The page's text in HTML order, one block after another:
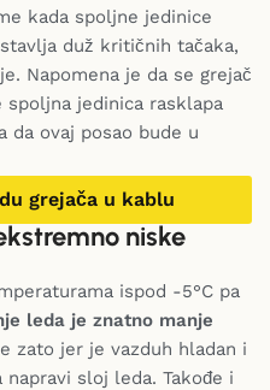
kada spoljne jedinice
duž kritičnih tačaka,
Napomena je da se grejač
jedinica rasklapa
da ovaj posao bude u
grejača u kablu
niske
ispod -5°C pa
leda je znatno manje
zato jer je vazduh hladan i
sloj leda. Takođe i